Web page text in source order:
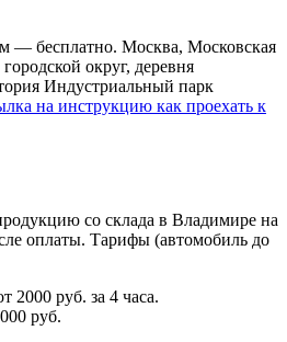
— бесплатно. Москва, Московская
округ, деревня
Индустриальный парк
на инструкцию как проехать к
со склада в Владимире на
оплаты. Тарифы (автомобиль до
руб. за 4 часа.
руб.